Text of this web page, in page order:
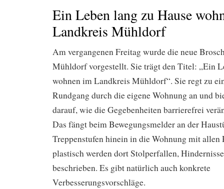
Ein Leben lang zu Hause
Landkreis Mühldorf
Am vergangenen Freitag wurde die neue
Mühldorf vorgestellt. Sie trägt den Titel: „Ein
wohnen im Landkreis Mühldorf“. Sie regt zu
Rundgang durch die eigene Wohnung an und
darauf, wie die Gegebenheiten barrierefrei
Das fängt beim Bewegungsmelder an der
Treppenstufen hinein in die Wohnung mit allen
plastisch werden dort Stolperfallen,
beschrieben. Es gibt natürlich auch konkrete
Verbesserungsvorschläge.